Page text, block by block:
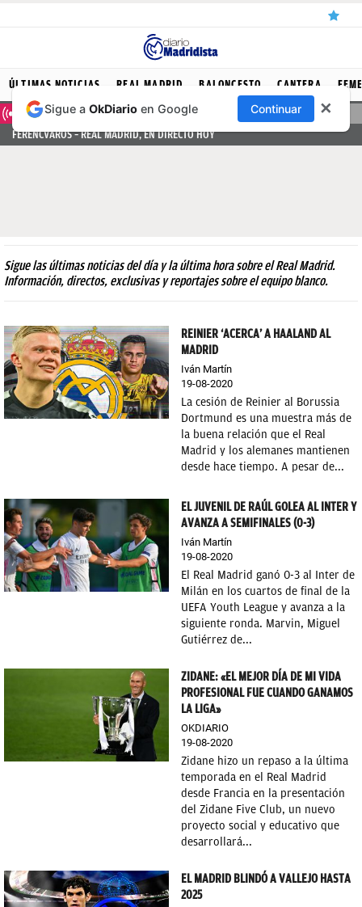
ÚLTIMAS
NOTICIAS
REAL
FICHAJES
FEMENINO
PAPARAZZI
OKDIARIO
ÚLTIMAS NOTICIAS REAL MADRID BALONCESTO CANTERA
DIRECTO
FERENCVAROS – REAL MADRID, EN DIRECTO HOY
Sigue las últimas noticias del día y la última hora sobre el Real Madrid.
Información, directos, exclusivas y reportajes sobre el equipo blanco.
REINIER ‘ACERCA’ A HAALAND AL
MADRID
Iván Martín
19-08-2020
La cesión de Reinier al Borussia
Dortmund es una muestra más de
la buena relación que el Real
Madrid y los alemanes mantienen
desde hace tiempo. A pesar de...
EL JUVENIL DE RAÚL GOLEA AL INTER Y
AVANZA A SEMIFINALES (0-3)
Iván Martín
19-08-2020
El Real Madrid ganó 0-3 al Inter de
Milán en los cuartos de final de la
UEFA Youth League y avanza a la
siguiente ronda. Marvin, Miguel
Gutiérrez de...
ZIDANE: «EL MEJOR DÍA DE MI VIDA
PROFESIONAL FUE CUANDO GANAMOS
LA LIGA»
OKDIARIO
19-08-2020
Zidane hizo un repaso a la última
temporada en el Real Madrid
desde Francia en la presentación
del Zidane Five Club, un nuevo
proyecto social y educativo que
desarrollará...
EL MADRID BLINDÓ A VALLEJO HASTA
2025
Sigue a OkDiario en Google Continuar ✕